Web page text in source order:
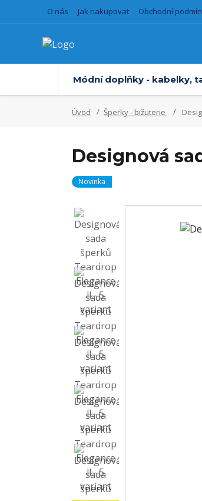
O nás Jak nakupovat Obchodní
Módní doplňky - kabelky,
Úvod Šperky - bižuterie
Designová
Novinka